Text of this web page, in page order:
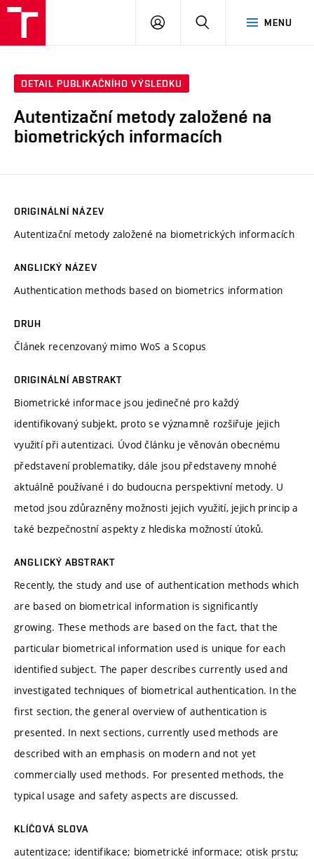
MENU
PŘIHLÁSIT
DETAIL PUBLIKAČNÍHO VÝSLEDKU
Autentizační metody založené na
biometrických informacích
ORIGINÁLNÍ NÁZEV
Autentizační metody založené na biometrických informacích
ANGLICKÝ NÁZEV
Authentication methods based on biometrics information
DRUH
Článek recenzovaný mimo WoS a Scopus
ORIGINÁLNÍ ABSTRAKT
Biometrické informace jsou jedinečné pro každý
identifikovaný subjekt, proto se významně rozšiřuje jejich
využití při autentizaci. Úvod článku je věnován obecnému
představení problematiky, dále jsou představeny mnohé
aktuálně používané i do budoucna perspektivní metody. U
metod jsou zdůrazněny možnosti jejich využití, jejich princip a
také bezpečnostní aspekty z hlediska možností útoků.
ANGLICKÝ ABSTRAKT
Recently, the study and use of authentication methods which
are based on biometrical information is significantly
growing. These methods are based on the fact, that the
particular biometrical information used is unique for each
identified subject. The paper describes currently used and
investigated techniques of biometrical authentication. In the
first section, the general overview of authentication is
presented. In next sections, currently used methods are
described with an emphasis on modern and not yet
commercially used methods. For presented methods, the
typical usage and safety aspects are discussed.
KLÍČOVÁ SLOVA
autentizace; identifikace; biometrické informace; otisk prstu;